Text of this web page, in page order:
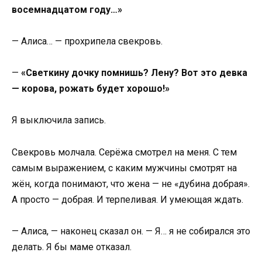
восемнадцатом году…»
— Алиса… — прохрипела свекровь.
— «Светкину дочку помнишь? Лену? Вот это девка
— корова, рожать будет хорошо!»
Я выключила запись.
Свекровь молчала. Серёжа смотрел на меня. С тем
самым выражением, с каким мужчины смотрят на
жён, когда понимают, что жена — не «дубина добрая».
А просто — добрая. И терпеливая. И умеющая ждать.
— Алиса, — наконец сказал он. — Я… я не собирался это
делать. Я бы маме отказал.